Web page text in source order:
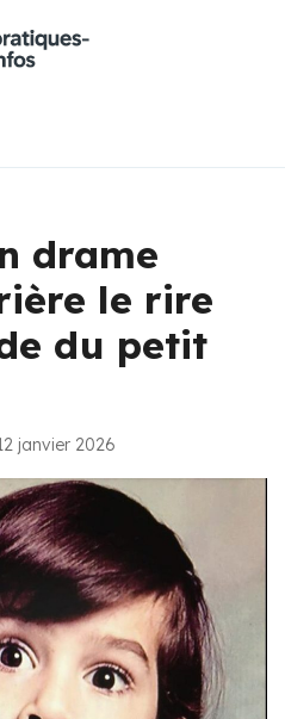
drame
le rire
du petit
janvier 2026